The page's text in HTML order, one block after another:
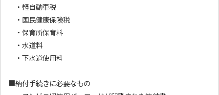
・軽自動車税
・国民健康保険税
・保育所保育料
・水道料
・下水道使用料
■納付手続きに必要なもの